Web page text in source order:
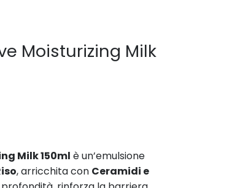
Moisturizing Milk
Milk 150ml è un’emulsione
, arricchita con Ceramidi e